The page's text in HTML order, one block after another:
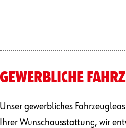
GEWERBLICHE
Unser gewerbliches
Ihrer Wunschausstattung, wir